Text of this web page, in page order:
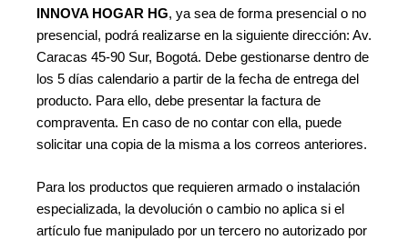
INNOVA HOGAR HG, ya sea de forma presencial o no
presencial, podrá realizarse en la siguiente dirección: Av.
Caracas 45-90 Sur, Bogotá. Debe gestionarse dentro de
los 5 días calendario a partir de la fecha de entrega del
producto. Para ello, debe presentar la factura de
compraventa. En caso de no contar con ella, puede
solicitar una copia de la misma a los correos anteriores.
Para los productos que requieren armado o instalación
especializada, la devolución o cambio no aplica si el
artículo fue manipulado por un tercero no autorizado por